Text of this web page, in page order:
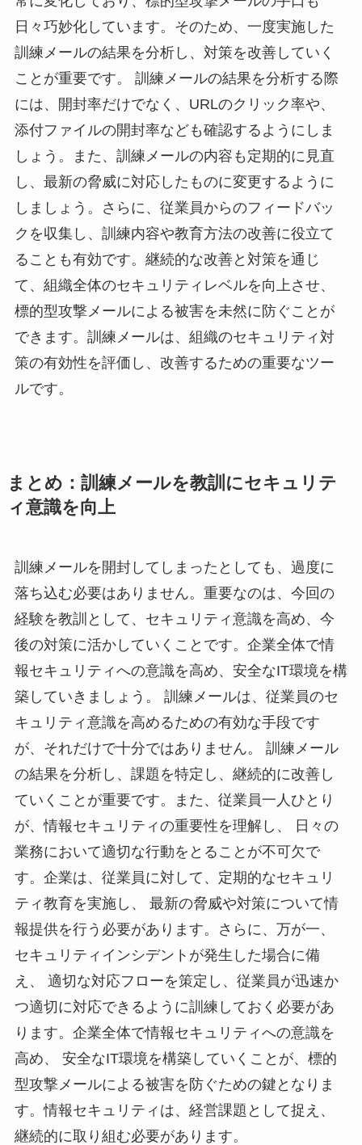
日々巧妙化しています。そのため、一度実施した
訓練メールの結果を分析し、対策を改善していく
ことが重要です。 訓練メールの結果を分析する際
には、開封率だけでなく、URLのクリック率や、
添付ファイルの開封率なども確認するようにしま
しょう。また、訓練メールの内容も定期的に見直
し、最新の脅威に対応したものに変更するように
しましょう。さらに、従業員からのフィードバッ
クを収集し、訓練内容や教育方法の改善に役立て
ることも有効です。継続的な改善と対策を通じ
て、組織全体のセキュリティレベルを向上させ、
標的型攻撃メールによる被害を未然に防ぐことが
できます。訓練メールは、組織のセキュリティ対
策の有効性を評価し、改善するための重要なツー
ルです。
まとめ：訓練メールを教訓にセキュリテ
ィ意識を向上
訓練メールを開封してしまったとしても、過度に
落ち込む必要はありません。重要なのは、今回の
経験を教訓として、セキュリティ意識を高め、今
後の対策に活かしていくことです。企業全体で情
報セキュリティへの意識を高め、安全なIT環境を構
築していきましょう。 訓練メールは、従業員のセ
キュリティ意識を高めるための有効な手段です
が、それだけで十分ではありません。 訓練メール
の結果を分析し、課題を特定し、継続的に改善し
ていくことが重要です。また、従業員一人ひとり
が、情報セキュリティの重要性を理解し、 日々の
業務において適切な行動をとることが不可欠で
す。企業は、従業員に対して、定期的なセキュリ
ティ教育を実施し、 最新の脅威や対策について情
報提供を行う必要があります。さらに、万が一、
セキュリティインシデントが発生した場合に備
え、 適切な対応フローを策定し、従業員が迅速か
つ適切に対応できるように訓練しておく必要があ
ります。企業全体で情報セキュリティへの意識を
高め、 安全なIT環境を構築していくことが、標的
型攻撃メールによる被害を防ぐための鍵となりま
す。情報セキュリティは、経営課題として捉え、
継続的に取り組む必要があります。